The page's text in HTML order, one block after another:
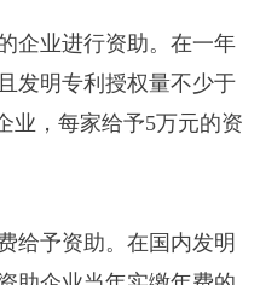
企业进行资助。在一年
发明专利授权量不少于
业，每家给予5万元的资
给予资助。在国内发明